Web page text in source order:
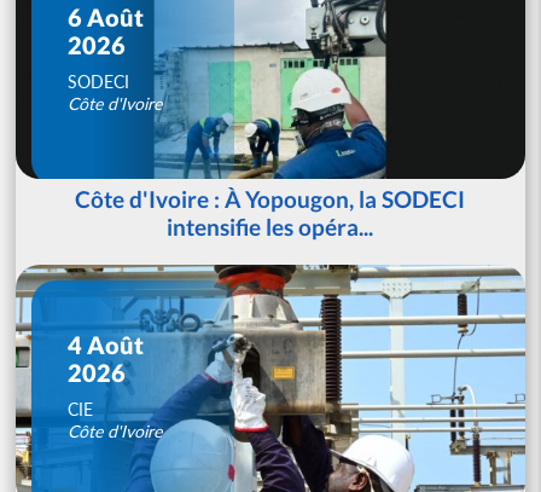
6 Août
2026
SODECI
Côte d'Ivoire
Côte d'Ivoire : À Yopougon, la SODECI
intensifie les opéra...
4 Août
2026
CIE
Côte d'Ivoire